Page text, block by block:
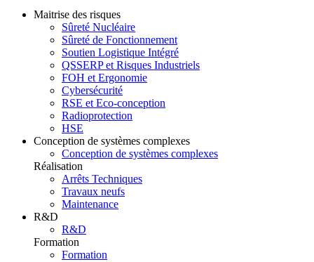
Maitrise des risques
Sûreté Nucléaire
Sûreté de Fonctionnement
Soutien Logistique Intégré
QSSERP et Risques Industriels
FOH et Ergonomie
Cybersécurité
RSE et Eco-conception
Radioprotection
HSE
Conception de systèmes complexes
Conception de systèmes complexes
Réalisation
Arrêts Techniques
Travaux neufs
Maintenance
R&D
R&D
Formation
Formation